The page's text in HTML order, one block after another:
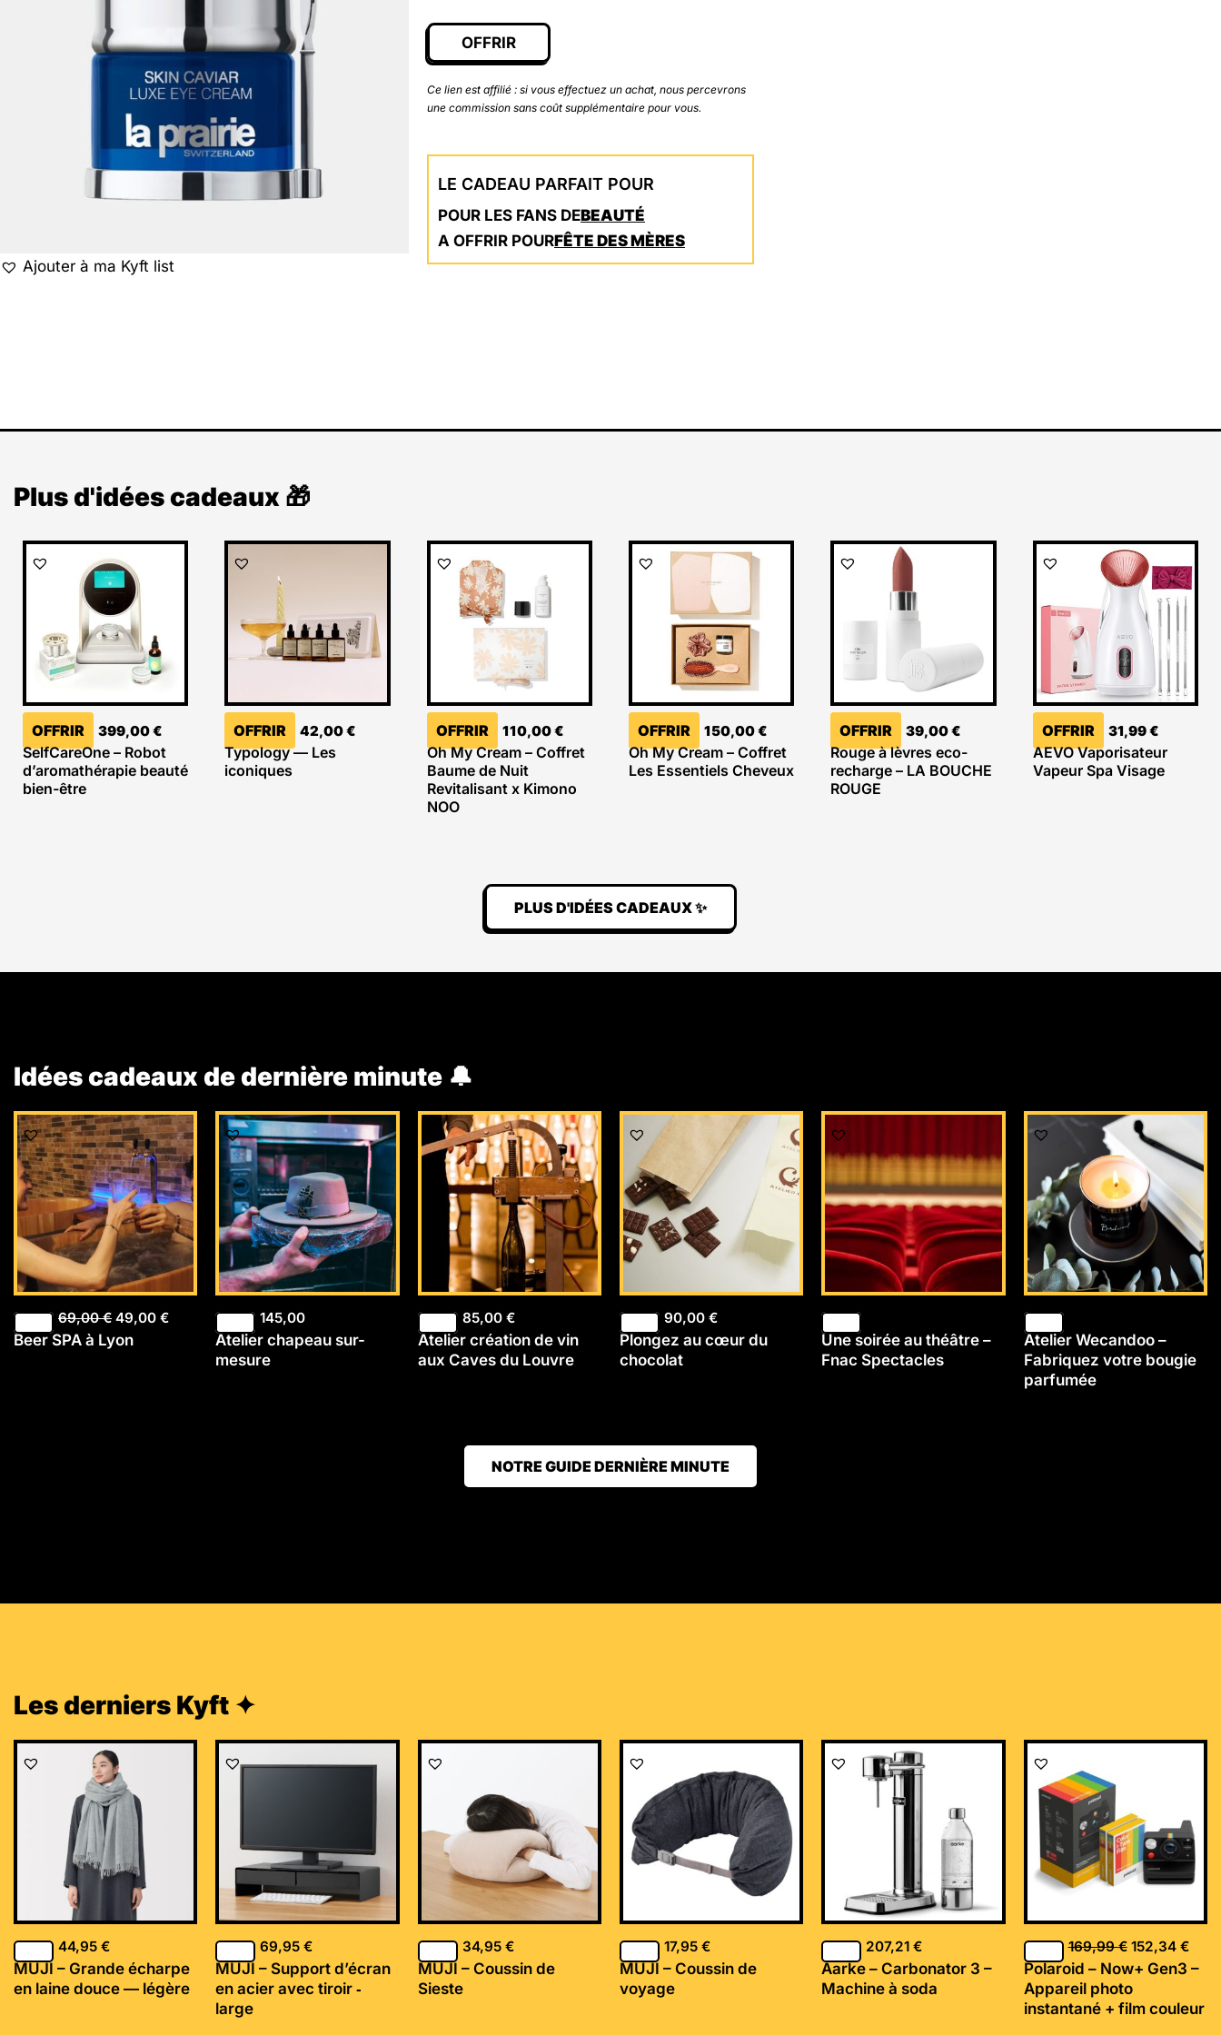
Ajouter à ma Kyft list
OFFRIR
Ce lien est affilié : si vous effectuez un achat, nous percevrons
une commission sans coût supplémentaire pour vous.
LE CADEAU PARFAIT POUR
POUR LES FANS DEBEAUTÉ
A OFFRIR POURFÊTE DES MÈRES
Plus d'idées cadeaux 🎁
OFFRIR 399,00€
SelfCareOne – Robot
d’aromathérapie beauté
bien-être
OFFRIR 42,00€
Typology — Les
iconiques
OFFRIR 110,00€
Oh My Cream – Coffret
Baume de Nuit
Revitalisant x Kimono
NOO
OFFRIR 150,00€
Oh My Cream – Coffret
Les Essentiels Cheveux
OFFRIR 39,00€
Rouge à lèvres eco-
recharge – LA BOUCHE
ROUGE
OFFRIR 31,99€
AEVO Vaporisateur
Vapeur Spa Visage
PLUS D'IDÉES CADEAUX ✨
Idées cadeaux de dernière minute 🔔
69,00€
Le
prix
initial
était :
69,00 €.
49,00 €
Le
prix
actuel
est :
49,00 €.
Beer SPA à Lyon
145,00
Atelier chapeau sur-
mesure
85,00 €
Atelier création de vin
aux Caves du Louvre
90,00 €
Plongez au cœur du
chocolat
Une soirée au théâtre –
Fnac Spectacles
Atelier Wecandoo –
Fabriquez votre bougie
parfumée
NOTRE GUIDE DERNIÈRE MINUTE
Les derniers Kyft ✦
44,95 €
MUJI – Grande écharpe
en laine douce — légère
69,95€
MUJI – Support d’écran
en acier avec tiroir ‐
large
34,95 €
MUJI – Coussin de
Sieste
17,95 €
MUJI – Coussin de
voyage
207,21€
Aarke – Carbonator 3 –
Machine à soda
169,99€
Le
169,99 €.
152,34 €
Le
Polaroid – Now+ Gen3 –
Appareil photo
instantané + film couleur